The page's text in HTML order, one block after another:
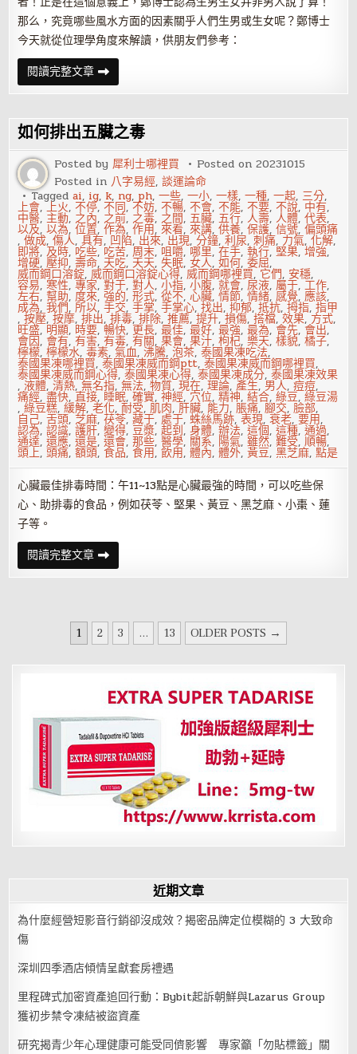
那么，究竟哪些風水方面的因素關乎人們生男或生女呢？鄭博士
今天就從位理學角度來解讀，供朋友們參考：
閱讀完整文章啥
風
水
定
著
人
生
男
或
生
女？
如何排出五臟之毒
Posted by犀利士哪裡買 Posted on20231015
Posted in 八字易經,談運論命
Taggedai, ig, k, ng, ph,一些,一小,一樣,一種,一起, 三分,
上會,上火,不停,不同,不妨,不暢,不會,不能,不要,不說, 中有,
中醫,主動, 之內, 之前, 之毒, 之間,五臟,五行,人壽,人體,代表,
以及,以為,位置,作為,作用,來看,來講,供養,保護,信號,偏頭痛
,做成,傷人,具有, 凹陷, 出來, 出現,分鐘,利尿,刺痛, 力氣,化解,
即將,及時, 吃些, 吃苦,周末, 咀嚼, 哪里,在手,執行,堅果,增強,
增硬,壓抑,壽命, 天吃, 天天,失眠,女人,如何,委屈,
威而鋼口溶錠,威而鋼口溶錠心得,威而鋼哪裡買, 它們, 安穩,
容易,寒性,專家,對于,對人,小指,小腹,就會,尿液,屬于,工作,
左右,幫助,度來,強的,形式,從不,心臟,情節,情緒,感覺,應該,
成為,我們,所以,手交,手掌,手掌心,找出,抑郁,抵抗,拇指,指甲
,按壓,按摩,排出,排毒,排除,推薦,提升,損傷,搭檔,效果, 方式,
旺盛, 明顯, 時要,暢快, 更長,最佳,最好,最強,最為, 會先, 會出,
會因, 會有,有害,有毒,有關,果會,果汁,枸杞,樂天,樣貌,橘子,
檸檬,檸檬水,毒素,氣血,沸騰,泡茶,泰國果凍吃法,
泰國果凍哪裡買,泰國果凍威而鋼ptt,泰國果凍威而鋼哪裡買,
泰國果凍威而鋼心得,泰國果凍心得,泰國果凍成分,泰國果凍效果
,液體,清熱,無名指,無法,物質,現在,理論,產生, 男人,痘痘,
痛經,盡快,直接, 睡眠,確實,神經, 穴位,精神,結合,綠豆,綠豆湯
,綠豆糕,緩解,老化,耐受,肌肉,肝臟, 能力,脹痛,腳交,臉部,
自己,舌頭,芝麻,茯苓,藏于, 處于,蛛絲馬跡,表現,衰老,要用,
認為,認識,護肝,變得,豆漿,起到,身體,辦法,這個,這種,通過,
通達,還應,還是,還會,那些,醫學, 關系, 陽氣,雖然,難受,順暢,
頭上,頭痛,額頭,食品,食用,飲用,體內,體外,黃豆,黑芝麻,點是
心臟最佳排毒時間：午11~13點是心臟最強的時間，可以吃些保
心、助排毒的食品，例如茯苓、堅果、黃豆、黑芝麻、小棗、蓮
子等。
閱讀完整文章如
何
排
之
毒
1 2 3 ... 13 OLDER POSTS →
近期文章
為什麼經營短影音行銷卻沒成效？揭密品牌定位模糊的 3 大致命
傷
深圳四季酒店傾情呈獻套房禮遇
里程碑式加密資產追回行動：Bybit起訴朝鮮與Lazarus Group
獲初步禁令凍結被盜資產
研究揭青少年心理健康可能受同儕影響 專家籲「勿貼標籤」關